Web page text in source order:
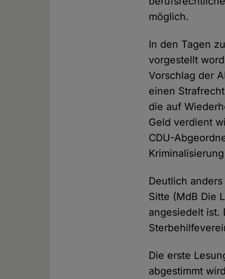
möglich.
In den Tagen
vorgestellt
Vorschlag der
einen
die auf
Geld verdient
CDU-
Deutlich
Sitte (MdB Die
angesiedelt ist.
Die erste
abgestimmt